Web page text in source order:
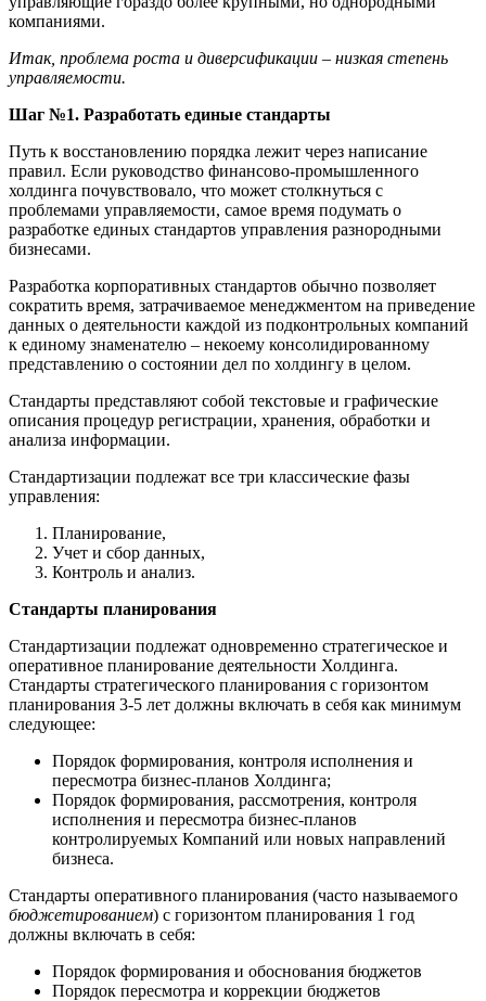
компаниями.
Итак, проблема роста и диверсификации – низкая степень
управляемости.
Шаг №1. Разработать единые стандарты
Путь к восстановлению порядка лежит через написание
правил. Если руководство финансово-промышленного
холдинга почувствовало, что может столкнуться с
проблемами управляемости, самое время подумать о
разработке единых стандартов управления разнородными
бизнесами.
Разработка корпоративных стандартов обычно позволяет
сократить время, затрачиваемое менеджментом на приведение
данных о деятельности каждой из подконтрольных компаний
к единому знаменателю – некоему консолидированному
представлению о состоянии дел по холдингу в целом.
Стандарты представляют собой текстовые и графические
описания процедур регистрации, хранения, обработки и
анализа информации.
Стандартизации подлежат все три классические фазы
управления:
Планирование,
Учет и сбор данных,
Контроль и анализ.
Стандарты планирования
Стандартизации подлежат одновременно стратегическое и
оперативное планирование деятельности Холдинга.
Стандарты стратегического планирования с горизонтом
планирования 3-5 лет должны включать в себя как минимум
следующее:
Порядок формирования, контроля исполнения и
пересмотра бизнес-планов Холдинга;
Порядок формирования, рассмотрения, контроля
исполнения и пересмотра бизнес-планов
контролируемых Компаний или новых направлений
бизнеса.
Стандарты оперативного планирования (часто называемого
бюджетированием) с горизонтом планирования 1 год
должны включать в себя:
Порядок формирования и обоснования бюджетов
Порядок пересмотра и коррекции бюджетов